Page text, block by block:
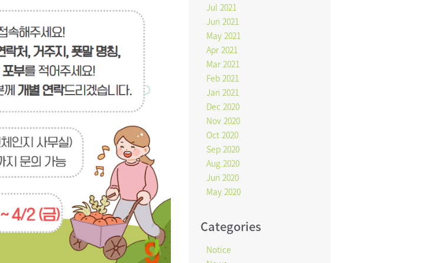
Jul 2021
Jun 2021
May 2021
Apr 2021
Mar 2021
Feb 2021
Jan 2021
Dec 2020
Nov 2020
Oct 2020
Sep 2020
Aug 2020
Jun 2020
May 2020
Categories
Notice